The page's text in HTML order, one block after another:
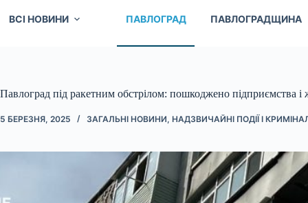
ВСІ НОВИНИ ПАВЛОГРАД ПАВЛОГРАДЩИНА
Павлоград під ракетним обстрілом: пошкоджено підприємства і
5 БЕРЕЗНЯ, 2025 ЗАГАЛЬНІ НОВИНИ, НАДЗВИЧАЙНІ ПОДІЇ І